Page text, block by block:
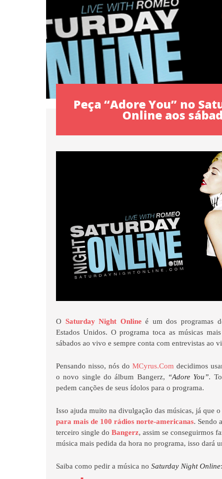
Peça “Adore You” no
Online aos
O Saturday Night Onlineé um dos programas
Estados Unidos. O programa toca as músicas
sábados ao vivo e sempre conta com entrevistas ao
Pensando nisso, nós doMCyrus.Com decidimos
o novo single do álbum Bangerz, “Adore You”.
pedem canções de seus ídolos para o programa.
Isso ajuda muito na divulgação das músicas, já que
para mais de 100 rádios norte-americanas. Sendo
terceiro single doBangerz, assim se conseguirmos
música mais pedida da hora no programa, isso dará
Saiba como pedir a música noSaturday Night Online